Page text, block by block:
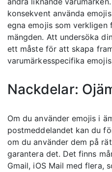
konsekvent använda
egna emojis som
mängden. Att undersöka
ett måste för att skapa
varumärkesspecifika
Nackdelar:
Om du använder emojis i
postmeddelandet kan du
om du använder dem på
garantera det. Det finns
Gmail, iOS Mail med flera,